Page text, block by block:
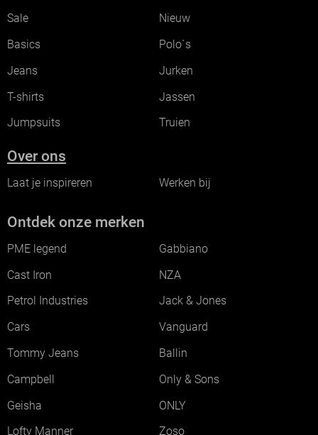
Sale
Nieuw
Basics
Polo`s
Jeans
Jurken
T-shirts
Jassen
Jumpsuits
Truien
Over ons
Laat je inspireren Werken bij
Ontdek onze merken
PME legend
Gabbiano
Cast Iron
NZA
Petrol Industries
Jack & Jones
Cars
Vanguard
Tommy Jeans
Ballin
Campbell
Only & Sons
Geisha
ONLY
Lofty Manner
Zoso